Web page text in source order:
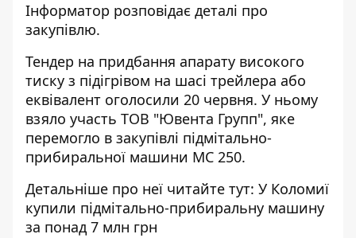
Інформатор розповідає деталі про
закупівлю.
Тендер на придбання апарату високого
тиску з підігрівом на шасі трейлера або
еквівалент оголосили 20 червня. У ньому
взяло участь ТОВ "Ювента Групп", яке
перемогло в закупівлі підмітально-
прибиральної машини МС 250.
Детальніше про неї читайте тут: У Коломиї
купили підмітально-прибиральну машину
за понад 7 млн грн